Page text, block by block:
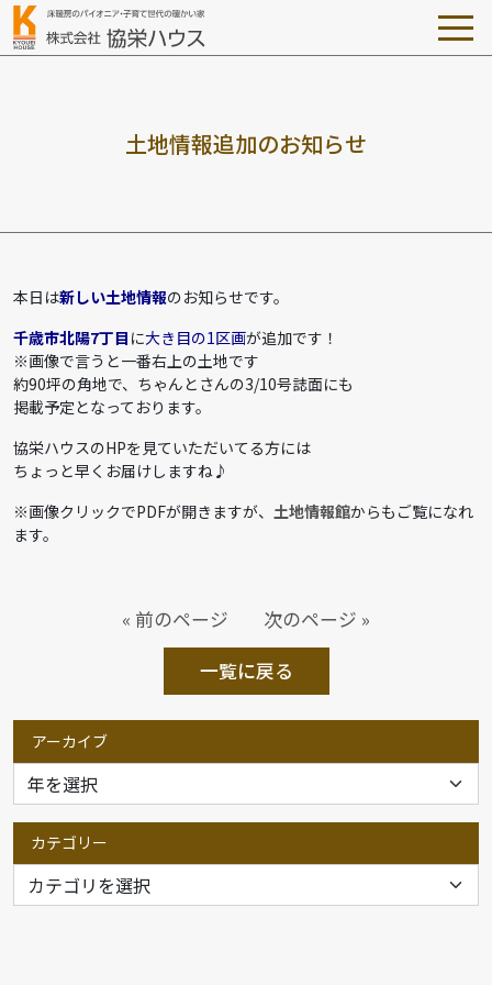
土地情報追加のお知らせ
本日は新しい土地情報のお知らせです。
千歳市北陽7丁目 に大き目の1区画が追加です！
※画像で言うと一番右上の土地です
約90坪の角地で、ちゃんとさんの3/10号誌面にも
掲載予定となっております。
協栄ハウスのHPを見ていただいてる方には
ちょっと早くお届けしますね♪
※画像クリックでPDFが開きますが、 土地情報館からもご覧になれ
ます。
« 前のページ
一覧に戻る
次のページ »
アーカイブ
カテゴリー